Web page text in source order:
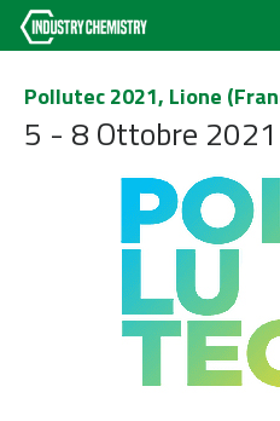
Pollutec 2021, Lione
5 - 8 Ottobre 2021